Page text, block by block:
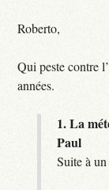
Roberto,
Qui peste contre
années.
1.La
Paul
Suite à